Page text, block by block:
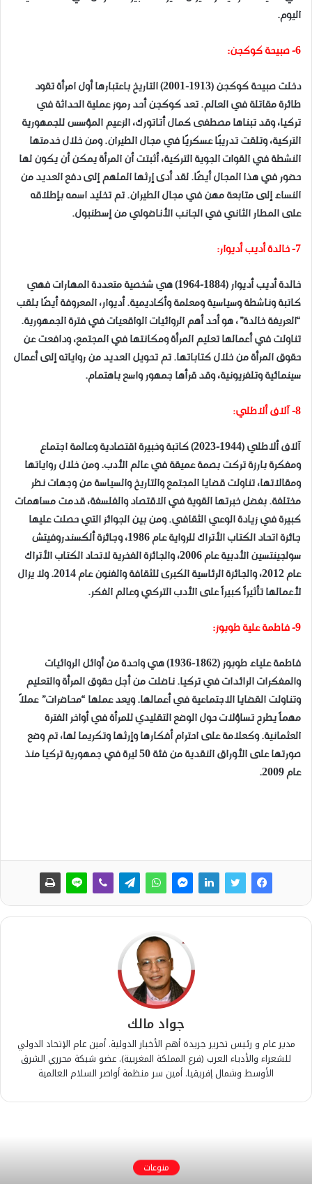
اليوم.
6- صبيحة كوكجن:
دخلت صبيحة كوكجن (1913-2001) التاريخ باعتبارها أول امرأة تقود
طائرة مقاتلة في العالم. تعد كوكجن أحد رموز عملية الحداثة في
تركيا، وقد تبناها مصطفى كمال أتاتورك، الزعيم المؤسس للجمهورية
التركية، وتلقت تدريبًا عسكريًا في مجال الطيران. ومن خلال خدمتها
النشطة في القوات الجوية التركية، أثبتت أن المرأة يمكن أن يكون لها
حضور في هذا المجال أيضًا. لقد أدى إرثها الملهم إلى دفع العديد من
النساء إلى متابعة مهن في مجال الطيران. تم تخليد اسمه بإطلاقه
على المطار الثاني في الجانب الأناضولي من إسطنبول.
7- خالدة أديب أديوار:
خالدة أديب أديوار (1884-1964) هي شخصية متعددة المهارات فهي
كاتبة وناشطة وسياسية ومعلمة وأكاديمية. أديوار، المعروفة أيضًا بلقب
“العريفة خالدة”، هو أحد أهم الروائيات الواقعيات في فترة الجمهورية.
تناولت في أعمالها تعليم المرأة ومكانتها في المجتمع، ودافعت عن
حقوق المرأة من خلال كتاباتها. تم تحويل العديد من رواياته إلى أعمال
سينمائية وتلفزيونية، وقد قرأها جمهور واسع باهتمام.
8- آلاف ألاطلي:
آلاف ألاطلي (1944-2023) كاتبة وخبيرة اقتصادية وعالمة اجتماع
ومفكرة بارزة تركت بصمة عميقة في عالم الأدب. ومن خلال رواياتها
ومقالاتها، تناولت قضايا المجتمع والتاريخ والسياسة من وجهات نظر
مختلفة. بفضل خبرتها القوية في الاقتصاد والفلسفة، قدمت مساهمات
كبيرة في زيادة الوعي الثقافي. ومن بين الجوائز التي حصلت عليها
جائزة اتحاد الكتاب الأتراك للرواية عام 1986، وجائزة ألكسندروفيتش
سولجينتسين الأدبية عام 2006، والجائزة الفخرية لاتحاد الكتاب الأتراك
عام 2012، والجائزة الرئاسية الكبرى للثقافة والفنون عام 2014. ولا يزال
لأعمالها تأثيراً كبيراً على الأدب التركي وعالم الفكر.
9- فاطمة علية طوبوز:
فاطمة علياء طوبوز (1862-1936) هي واحدة من أوائل الروائيات
والمفكرات الرائدات في تركيا. ناضلت من أجل حقوق المرأة والتعليم
وتناولت القضايا الاجتماعية في أعمالها. ويعد عملها “محاضرات” عملاً
مهماً يطرح تساؤلات حول الوضع التقليدي للمرأة في أواخر الفترة
العثمانية. وكعلامة على احترام أفكارها وإرثها وتكريما لها، تم وضع
صورتها على الأوراق النقدية من فئة 50 ليرة في جمهورية تركيا منذ
عام 2009.
جواد مالك
مدير عام و رئيس تحرير جريدة أهم الأخبار الدولية. أمين عام الإتحاد الدولي
للشعراء والأدباء العرب (فرع المملكة المغربية). عضو شبكة محرري الشرق
الأوسط وشمال إفريقيا. أمين سر منظمة أواصر السلام العالمية
منوعات